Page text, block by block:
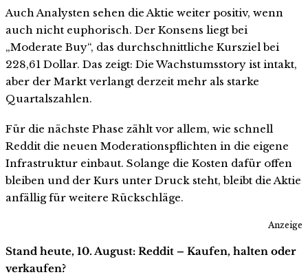
Auch Analysten sehen die Aktie weiter positiv, wenn
auch nicht euphorisch. Der Konsens liegt bei
„Moderate Buy“, das durchschnittliche Kursziel bei
228,61 Dollar. Das zeigt: Die Wachstumsstory ist intakt,
aber der Markt verlangt derzeit mehr als starke
Quartalszahlen.
Für die nächste Phase zählt vor allem, wie schnell
Reddit die neuen Moderationspflichten in die eigene
Infrastruktur einbaut. Solange die Kosten dafür offen
bleiben und der Kurs unter Druck steht, bleibt die Aktie
anfällig für weitere Rückschläge.
Anzeige
Stand heute, 10. August: Reddit – Kaufen, halten oder
verkaufen?